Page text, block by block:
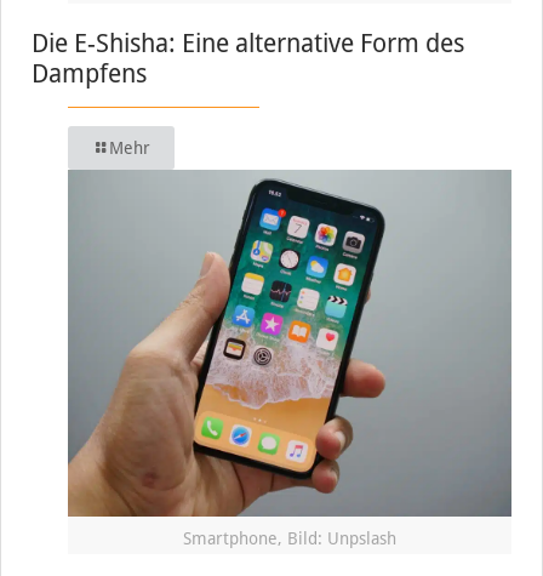
Die E-Shisha: Eine alternative Form des
Dampfens
Mehr
Smartphone, Bild: Unpslash